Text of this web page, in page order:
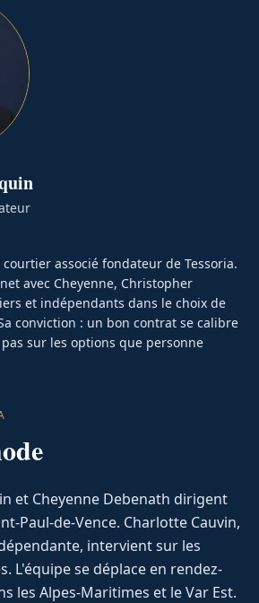
associé fondateur de Tessoria.
avec Cheyenne, Christopher
et indépendants dans le choix de
conviction : un bon contrat se calibre
sur les options que personne
et Cheyenne Debenath dirigent
Paul-de-Vence. Charlotte Cauvin,
intervient sur les
L'équipe se déplace en rendez-
les Alpes-Maritimes et le Var Est.